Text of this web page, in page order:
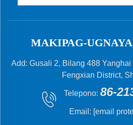
MAKIPAG-
Add: Gusali 2, Bilang 488
Fengxian District,
Telepono: 86-
Email: [email